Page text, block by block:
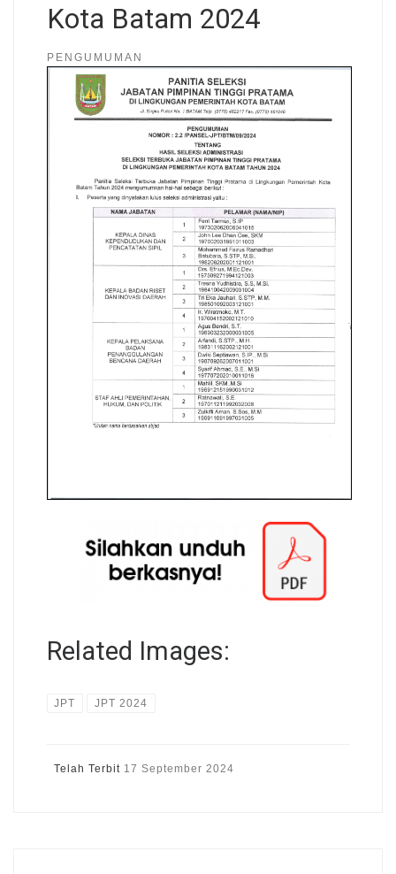
Kota Batam 2024
PENGUMUMAN
Related Images:
JPT JPT 2024
Telah Terbit 17 September 2024